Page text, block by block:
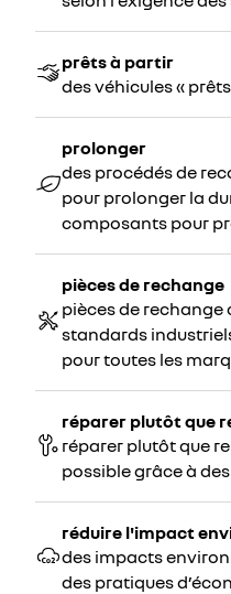
prêts à partir
des véhicules «
prolonger
des procédés de
pour prolonger la
composants pour
pièces de rechange
pièces de rechange
standards
pour toutes les
réparer plutôt que
réparer plutôt que
possible grâce à
réduire l'impact
des impacts
des pratiques